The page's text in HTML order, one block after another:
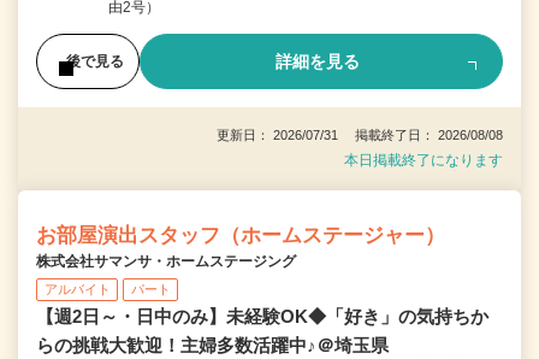
由2号）
後で見る 詳細を見る
更新日： 2026/07/31 掲載終了日： 2026/08/08
本日掲載終了になります
お部屋演出スタッフ（ホームステージャー）
株式会社サマンサ・ホームステージング
アルバイト パート
【週2日～・日中のみ】未経験OK◆「好き」の気持ちか
らの挑戦大歓迎！主婦多数活躍中♪＠埼玉県